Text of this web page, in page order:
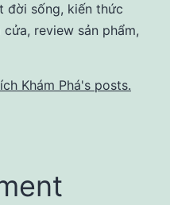
đời sống, kiến thức
review sản phẩm,
Khám Phá's posts.